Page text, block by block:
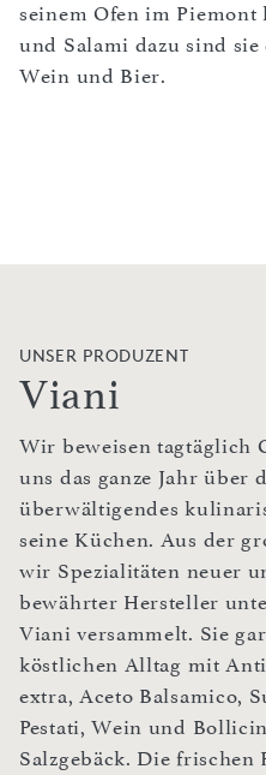
seinem Ofen im Piemont
und Salami dazu sind
Wein und Bier.
UNSER PRODUZENT
Viani
Wir beweisen tagtäglich
uns das ganze Jahr über
überwältigendes
seine Küchen. Aus der
wir Spezialitäten neuer
bewährter Hersteller
Viani versammelt. Sie
köstlichen Alltag mit
extra, Aceto Balsamico,
Pestati, Wein und
Salzgebäck. Die frischen